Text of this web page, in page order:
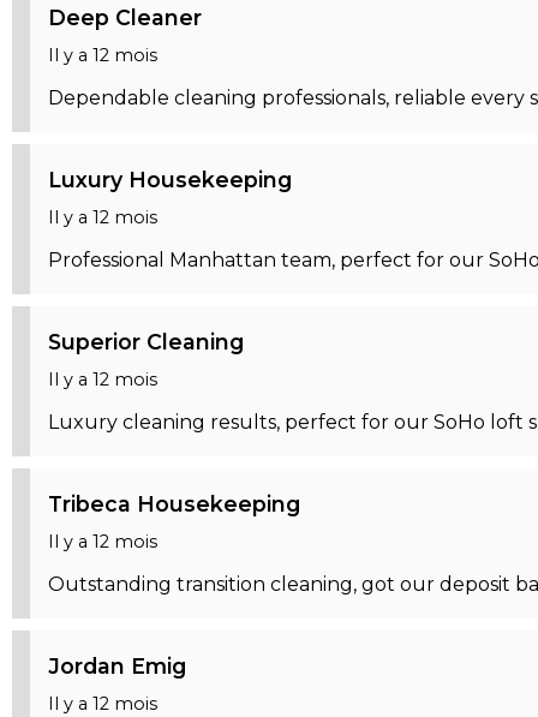
Deep Cleaner
Il y a 12 mois
Dependable cleaning professionals, reliable
Luxury Housekeeping
Il y a 12 mois
Professional Manhattan team, perfect for our
Superior Cleaning
Il y a 12 mois
Luxury cleaning results, perfect for our SoHo loft
Tribeca Housekeeping
Il y a 12 mois
Outstanding transition cleaning, got our deposit
Jordan Emig
Il y a 12 mois